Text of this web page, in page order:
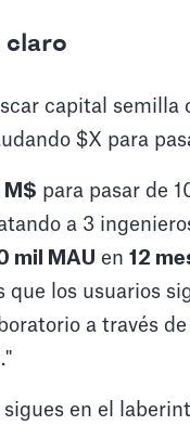
claro
capital semilla
$X para
M$ para pasar de
a 3
mil MAU en 12
los usuarios
a través
."
en el